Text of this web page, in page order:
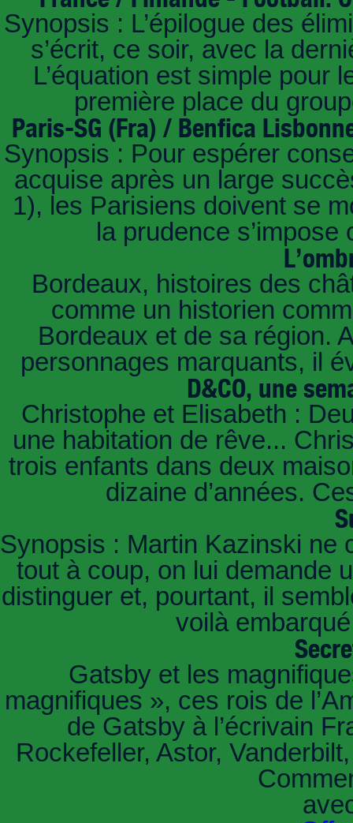
Synopsis : L’épilogue des
s’écrit, ce soir, avec la
L’équation est simple pour
première place du
Paris-SG (Fra) / Benfica
Synopsis : Pour espérer
acquise après un large
1), les Parisiens doivent se
la prudence
Bordeaux, histoires des
comme un historien
Bordeaux et de sa région.
personnages marquants, il
D&CO, une
Christophe et Elisabeth :
une habitation de rêve...
trois enfants dans deux
dizaine d’années.
Synopsis : Martin Kazinski ne
tout à coup, on lui demande
distinguer et, pourtant, il
voilà
Gatsby et les
magnifiques », ces rois de
de Gatsby à l’écrivain
Rockefeller, Astor,